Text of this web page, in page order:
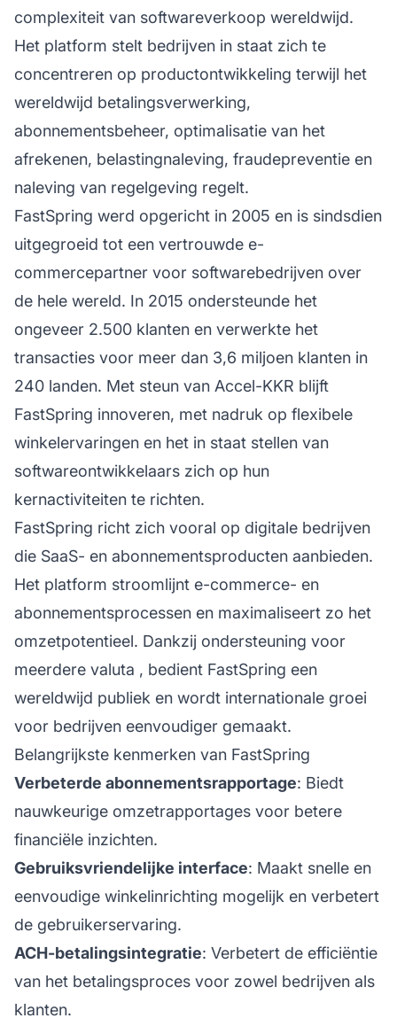
complexiteit van softwareverkoop wereldwijd.
Het platform stelt bedrijven in staat zich te
concentreren op productontwikkeling terwijl het
wereldwijd betalingsverwerking,
abonnementsbeheer, optimalisatie van het
afrekenen, belastingnaleving, fraudepreventie en
naleving van regelgeving regelt.
FastSpring werd opgericht in 2005 en is sindsdien
uitgegroeid tot een vertrouwde e-
commercepartner voor softwarebedrijven over
de hele wereld. In 2015 ondersteunde het
ongeveer 2.500 klanten en verwerkte het
transacties voor meer dan 3,6 miljoen klanten in
240 landen. Met steun van Accel-KKR blijft
FastSpring innoveren, met nadruk op flexibele
winkelervaringen en het in staat stellen van
softwareontwikkelaars zich op hun
kernactiviteiten te richten.
FastSpring richt zich vooral op digitale bedrijven
die SaaS- en abonnementsproducten aanbieden.
Het platform stroomlijnt e-commerce- en
abonnementsprocessen en maximaliseert zo het
omzetpotentieel. Dankzij ondersteuning voor
meerdere valuta , bedient FastSpring een
wereldwijd publiek en wordt internationale groei
voor bedrijven eenvoudiger gemaakt.
Belangrijkste kenmerken van FastSpring
Verbeterde abonnementsrapportage: Biedt
nauwkeurige omzetrapportages voor betere
financiële inzichten.
Gebruiksvriendelijke interface: Maakt snelle en
eenvoudige winkelinrichting mogelijk en verbetert
de gebruikerservaring.
ACH-betalingsintegratie: Verbetert de efficiëntie
van het betalingsproces voor zowel bedrijven als
klanten.